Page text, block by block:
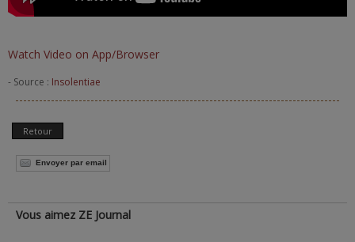
Watch Video on App/Browser
- Source : Insolentiae
Retour
Envoyer par email
Vous aimez ZE Journal